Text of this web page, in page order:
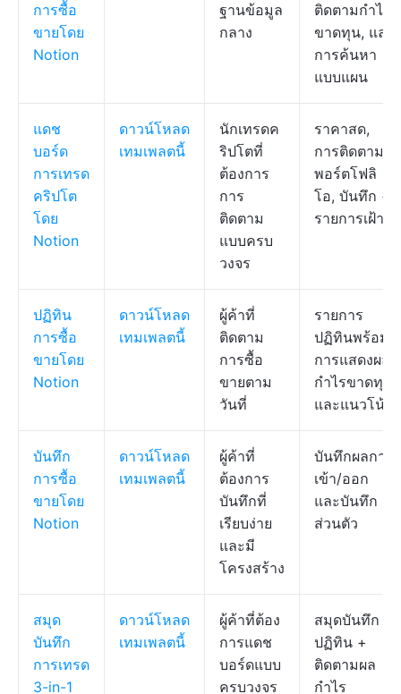
การซื้อ
ขายโดย
Notion
ฐานข้อมูล
กลาง
ติดตามกำไร
ขาดทุน, และ
การค้นหา
แบบแผน
แดช
บอร์ด
การเทรด
คริปโต
โดย
Notion
ดาวน์โหลด
เทมเพลตนี้
นักเทรดค
ริปโตที่
ต้องการ
การ
ติดตาม
แบบครบ
วงจร
ราคาสด,
การติดตาม
พอร์ตโฟลิ
โอ, บันทึก +
รายการเฝ้าดู
ปฏิทิน
การซื้อ
ขายโดย
Notion
ดาวน์โหลด
เทมเพลตนี้
ผู้ค้าที่
ติดตาม
การซื้อ
ขายตาม
วันที่
รายการ
ปฏิทินพร้อม
การแสดงผล
กำไรขาดทุน
และแนวโน้ม
บันทึก
การซื้อ
ขายโดย
Notion
ดาวน์โหลด
เทมเพลตนี้
ผู้ค้าที่
ต้องการ
บันทึกที่
เรียบง่าย
และมี
โครงสร้าง
บันทึกผลการ
เข้า/ออก
และบันทึก
ส่วนตัว
สมุด
บันทึก
การเทรด
3-in-1
ดาวน์โหลด
เทมเพลตนี้
ผู้ค้าที่ต้อง
การแดช
บอร์ดแบบ
ครบวงจร
สมุดบันทึก +
ปฏิทิน +
ติดตามผล
กำไร